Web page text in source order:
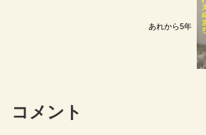
あれから5年
コメント